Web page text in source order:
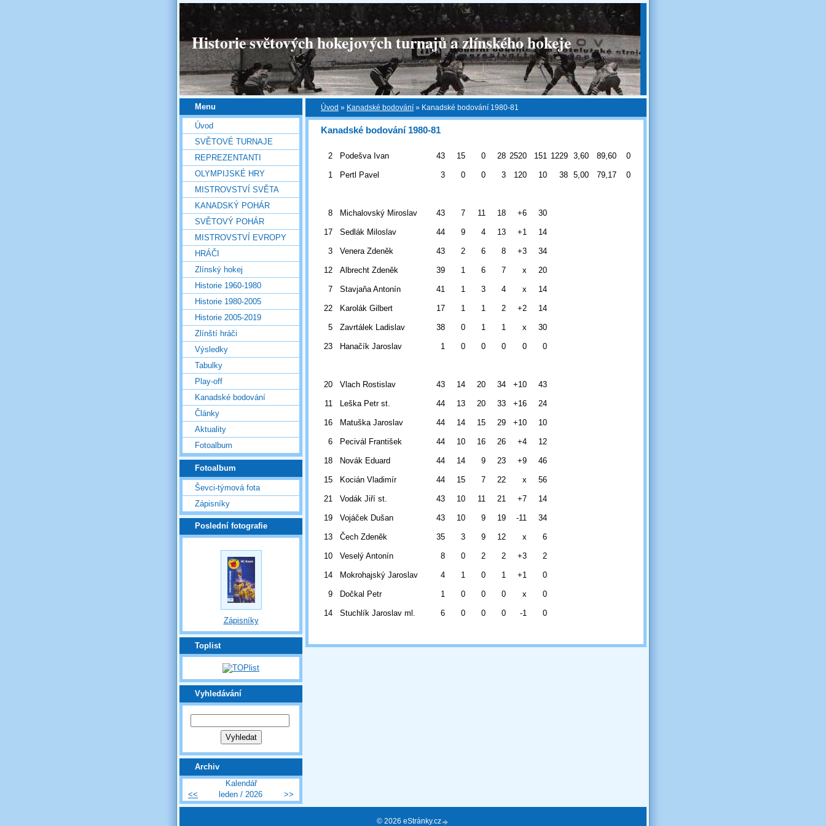
Historie světových hokejových turnajů a zlínského hokeje
Úvod » Kanadské bodování » Kanadské bodování 1980-81
Kanadské bodování 1980-81
2 Podešva Ivan 43 15 0 28 2520 151 1229 3,60 89,60 0
1 Pertl Pavel 3 0 0 3 120 10 38 5,00 79,17 0
8 Michalovský Miroslav 43 7 11 18 +6 30
17 Sedlák Miloslav 44 9 4 13 +1 14
3 Venera Zdeněk 43 2 6 8 +3 34
12 Albrecht Zdeněk 39 1 6 7 x 20
7 Stavjaňa Antonín 41 1 3 4 x 14
22 Karolák Gilbert 17 1 1 2 +2 14
5 Zavrtálek Ladislav 38 0 1 1 x 30
23 Hanačík Jaroslav 1 0 0 0 0 0
20 Vlach Rostislav 43 14 20 34 +10 43
11 Leška Petr st. 44 13 20 33 +16 24
16 Matuška Jaroslav 44 14 15 29 +10 10
6 Pecivál František 44 10 16 26 +4 12
18 Novák Eduard 44 14 9 23 +9 46
15 Kocián Vladimír 44 15 7 22 x 56
21 Vodák Jiří st. 43 10 11 21 +7 14
19 Vojáček Dušan 43 10 9 19 -11 34
13 Čech Zdeněk 35 3 9 12 x 6
10 Veselý Antonín 8 0 2 2 +3 2
14 Mokrohajský Jaroslav 4 1 0 1 +1 0
9 Dočkal Petr 1 0 0 0 x 0
14 Stuchlík Jaroslav ml. 6 0 0 0 -1 0
Menu
Úvod
SVĚTOVÉ TURNAJE
REPREZENTANTI
OLYMPIJSKÉ HRY
MISTROVSTVÍ SVĚTA
KANADSKÝ POHÁR
SVĚTOVÝ POHÁR
MISTROVSTVÍ EVROPY
HRÁČI
Zlínský hokej
Historie 1960-1980
Historie 1980-2005
Historie 2005-2019
Zlínští hráči
Výsledky
Tabulky
Play-off
Kanadské bodování
Články
Aktuality
Fotoalbum
Fotoalbum
Ševci-týmová fota
Zápisníky
Poslední fotografie
Zápisníky
Toplist
Vyhledávání
Archiv
Kalendář
<<
leden / 2026 >>
© 2026 eStránky.cz